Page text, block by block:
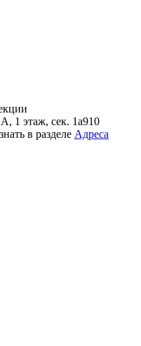
1 этаж, сек. 1a910
в разделе Адреса